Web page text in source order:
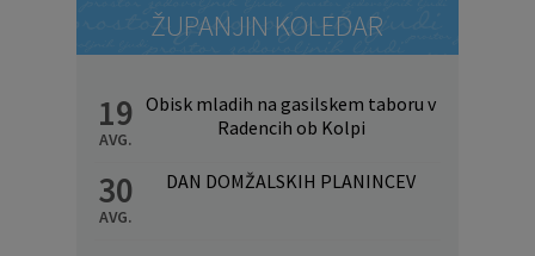
ŽUPANJIN KOLEDAR
19
AVG.
Obisk mladih na gasilskem taboru v
Radencih ob Kolpi
30
AVG.
DAN DOMŽALSKIH PLANINCEV